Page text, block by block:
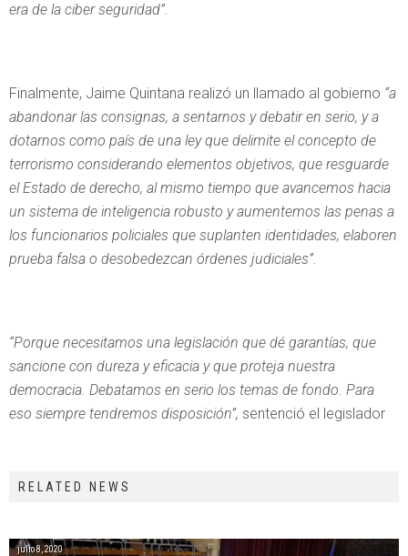
era de la ciber seguridad”.
Finalmente, Jaime Quintana realizó un llamado al gobierno “a
abandonar las consignas, a sentarnos y debatir en serio, y a
dotarnos como país de una ley que delimite el concepto de
terrorismo considerando elementos objetivos, que resguarde
el Estado de derecho, al mismo tiempo que avancemos hacia
un sistema de inteligencia robusto y aumentemos las penas a
los funcionarios policiales que suplanten identidades, elaboren
prueba falsa o desobedezcan órdenes judiciales”.
“Porque necesitamos una legislación que dé garantías, que
sancione con dureza y eficacia y que proteja nuestra
democracia. Debatamos en serio los temas de fondo. Para
eso siempre tendremos disposición”, sentenció el legislador
RELATED NEWS
julio 8, 2020